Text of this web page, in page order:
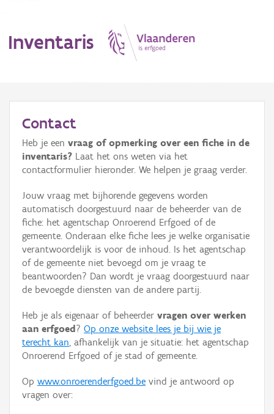
Inventaris
Erfgoedobject
Aanduidingsobject
Waarneming
Thema
Gebeurtenis
Persoon of collectief
Hergebruik
Aanmelden
Contact
Heb je een vraag of opmerking over een fiche in de
inventaris? Laat het ons weten via het
contactformulier hieronder. We helpen je graag verder.
Jouw vraag met bijhorende gegevens worden
automatisch doorgestuurd naar de beheerder van de
fiche: het agentschap Onroerend Erfgoed of de
gemeente. Onderaan elke fiche lees je welke organisatie
verantwoordelijk is voor de inhoud. Is het agentschap
of de gemeente niet bevoegd om je vraag te
beantwoorden? Dan wordt je vraag doorgestuurd naar
de bevoegde diensten van de andere partij.
Heb je als eigenaar of beheerder vragen over werken
aan erfgoed ? Op onze website lees je bij wie je
terecht kan, afhankelijk van je situatie: het agentschap
Onroerend Erfgoed of je stad of gemeente.
Op www.onroerenderfgoed.be vind je antwoord op
vragen over: